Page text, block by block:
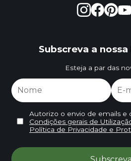
Subscreva a
Esteja a par das
Autorizo o envio de emails e
Condições gerais de
Política de Privacidade e